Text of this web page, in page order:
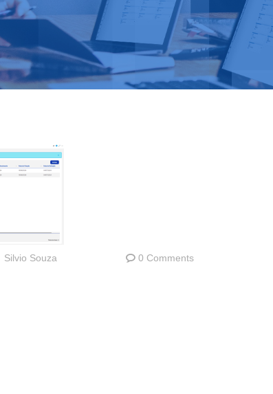
Silvio Souza 0 Comments